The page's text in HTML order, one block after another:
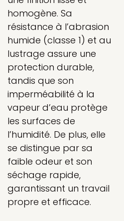
homogène. Sa
résistance à l’abrasion
humide (classe 1) et au
lustrage assure une
protection durable,
tandis que son
imperméabilité à la
vapeur d’eau protège
les surfaces de
l’humidité. De plus, elle
se distingue par sa
faible odeur et son
séchage rapide,
garantissant un travail
propre et efficace.